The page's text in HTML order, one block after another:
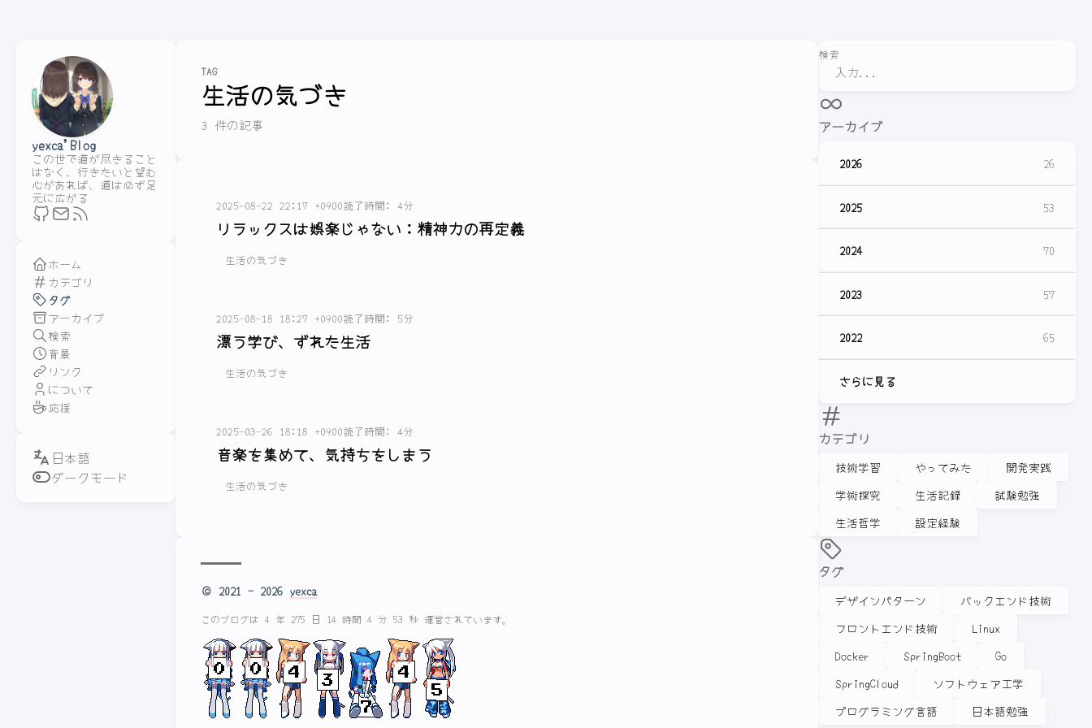
yexca'Blog
この世で道が尽きること
はなく、行きたいと望む
心があれば、道は必ず足
元に広がる
ホーム
カテゴリ
タグ
アーカイブ
検索
背景
リンク
について
応援
ダークモード
検索
アーカイブ
2026 26
2025 53
2024 70
2023 57
2022 65
さらに見る
カテゴリ
技術学習 やってみた
開発実践
学術探究
生活記録
試験勉強
生活哲学
設定経験
タグ
デザインパターン
バックエンド技術
フロントエンド技術
Linux
Docker
SpringBoot
Go
SpringCloud
ソフトウェア工学
プログラミング言語
日本語勉強
TAG
生活の気づき
3 件の記事
2025-08-22 22:17 +0900読了時間: 4分
リラックスは娯楽じゃない：精神力の再定義
生活の気づき
2025-08-18 18:27 +0900読了時間: 5分
漂う学び、ずれた生活
生活の気づき
2025-03-26 18:18 +0900読了時間: 4分
音楽を集めて、気持ちをしまう
生活の気づき
© 2021 - 2026 yexca
このブログは 4 年 275 日 14 時間 4 分 53 秒 運営されています。